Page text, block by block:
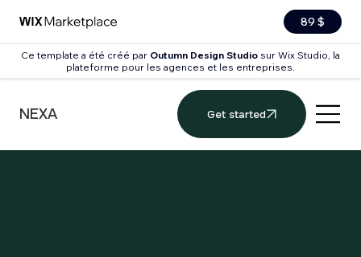
89 $
Ce template a été créé par Outumn Design Studio sur Wix Studio, la
plateforme pour les agences et les entreprises.